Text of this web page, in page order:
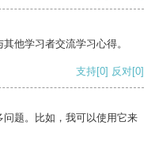
他学习者交流学习心得。
支持[0] 反对[0]
题。比如，我可以使用它来